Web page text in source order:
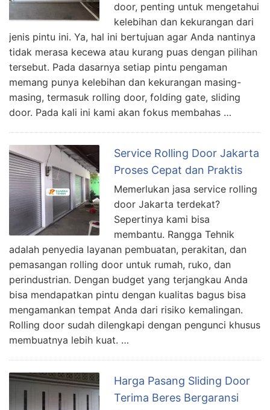
door, penting untuk mengetahui
kelebihan dan kekurangan dari
jenis pintu ini. Ya, hal ini bertujuan agar Anda nantinya
tidak merasa kecewa atau kurang puas dengan pilihan
tersebut. Pada dasarnya setiap pintu pengaman
memang punya kelebihan dan kekurangan masing-
masing, termasuk rolling door, folding gate, sliding
door. Pada kali ini kami akan fokus membahas …
Service Rolling Door Jakarta
Proses Cepat dan Praktis
Memerlukan jasa service rolling
door Jakarta terdekat?
Sepertinya kami bisa
membantu. Rangga Tehnik
adalah penyedia layanan pembuatan, perakitan, dan
pemasangan rolling door untuk rumah, ruko, dan
perindustrian. Dengan budget yang terjangkau Anda
bisa mendapatkan pintu dengan kualitas bagus bisa
mengamankan tempat Anda dari risiko kemalingan.
Rolling door sudah dilengkapi dengan pengunci khusus
membuatnya lebih kuat. …
Harga Pasang Sliding Door
Terima Beres Bergaransi